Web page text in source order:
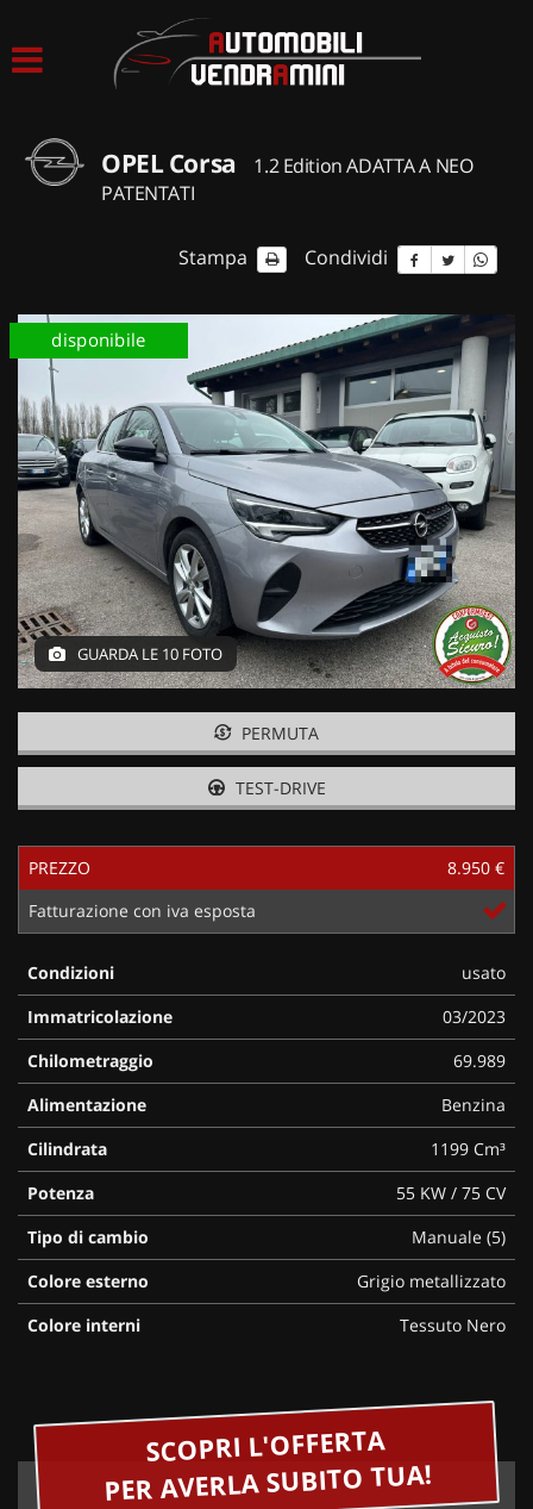
ACQUISTIAMO USATO
CONTATTI
OPEL Corsa
1.2 Edition ADATTA A NEO
PATENTATI
Stampa Condividi
disponibile
GUARDA LE 10 FOTO
PERMUTA
TEST-DRIVE
PREZZO
8.950 €
Fatturazione con iva esposta
Condizioni
usato
Immatricolazione
03/2023
Chilometraggio
69.989
Alimentazione
Benzina
Cilindrata
1199 Cm³
Potenza
55 KW / 75 CV
Tipo di cambio
Manuale (5)
Colore esterno
Grigio metallizzato
Colore interni
Tessuto Nero
SCOPRI L'OFFERTA
PER AVERLA SUBITO TUA!